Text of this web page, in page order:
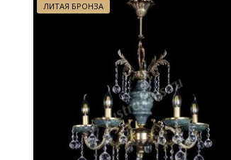
ЛИТАЯ БРОНЗА